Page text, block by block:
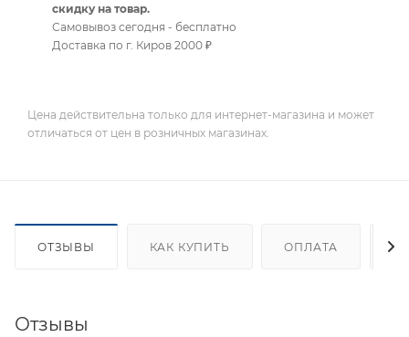
скидку на товар.
Самовывоз сегодня - бесплатно
Доставка по г. Киров 2000 ₽
Цена действительна только для интернет-магазина и может
отличаться от цен в розничных магазинах.
ОТЗЫВЫ КАК КУПИТЬ ОПЛАТА
Отзывы